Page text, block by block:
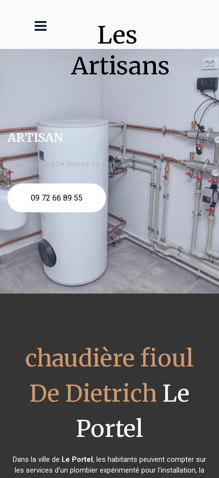
Les
Artisans
ARTISAN
chaudière fioul De Dietrich Le Portel
09 72 66 89 55
chaudière fioul
De Dietrich Le
Portel
Dans la ville de Le Portel, les habitants peuvent compter sur
les services d'un plombier expérimenté pour l'installation, la